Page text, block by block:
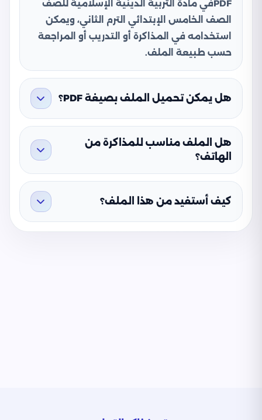
PDFفي مادة التربية الدينية الإسلامية للصف
الصف الخامس الإبتدائي الترم الثاني، ويمكن
استخدامه في المذاكرة أو التدريب أو المراجعة
حسب طبيعة الملف.
هل يمكن تحميل الملف بصيغة PDF؟
هل الملف مناسب للمذاكرة من
الهاتف؟
كيف أستفيد من هذا الملف؟